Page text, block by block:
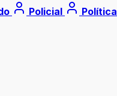
Policial Política